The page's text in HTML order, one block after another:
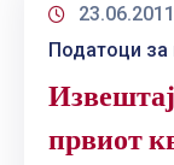
ЈАВНИ
НАБАВКИ
23.06.2011
Податоци за
Извештај
првиот